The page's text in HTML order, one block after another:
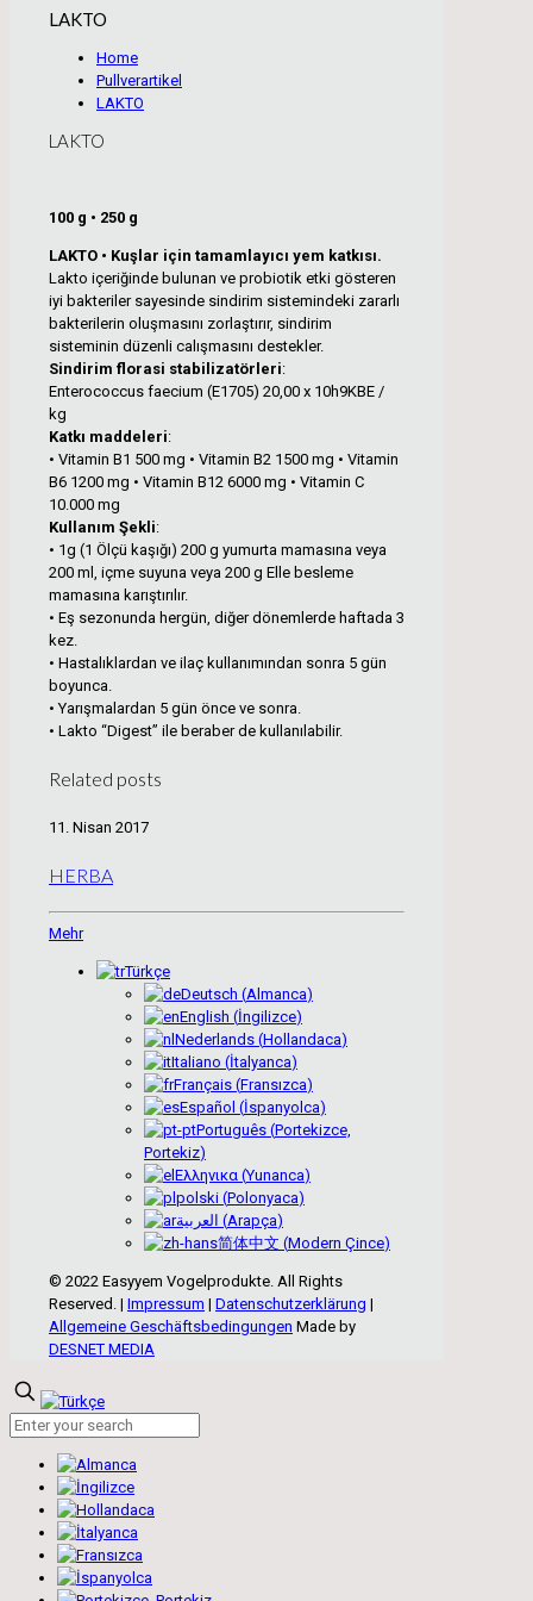
LAKTO
Home
Pullverartikel
LAKTO
LAKTO
100 g • 250 g
LAKTO • Kuşlar için tamamlayıcı yem katkısı.
Lakto içeriğinde bulunan ve probiotik etki gösteren
iyi bakteriler sayesinde sindirim sistemindeki zararlı
bakterilerin oluşmasını zorlaştırır, sindirim
sisteminin düzenli calışmasını destekler.
Sindirim florasi stabilizatörleri:
Enterococcus faecium (E1705) 20,00 x 10h9KBE /
kg
Katkı maddeleri:
• Vitamin B1 500 mg • Vitamin B2 1500 mg • Vitamin
B6 1200 mg • Vitamin B12 6000 mg • Vitamin C
10.000 mg
Kullanım Şekli:
• 1g (1 Ölçü kaşığı) 200 g yumurta mamasına veya
200 ml, içme suyuna veya 200 g Elle besleme
mamasına karıştırılır.
• Eş sezonunda hergün, diğer dönemlerde haftada 3
kez.
• Hastalıklardan ve ilaç kullanımından sonra 5 gün
boyunca.
• Yarışmalardan 5 gün önce ve sonra.
• Lakto “Digest” ile beraber de kullanılabilir.
Related posts
11. Nisan 2017
HERBA
Mehr
Türkçe
Deutsch (Almanca)
English (İngilizce)
Nederlands (Hollandaca)
Italiano (İtalyanca)
Français (Fransızca)
Español (İspanyolca)
Português (Portekizce,
Portekiz)
Ελληνικα (Yunanca)
polski (Polonyaca)
العربية (Arapça)
简体中文 (Modern Çince)
© 2022 Easyyem Vogelprodukte. All Rights
Reserved. | Impressum | Datenschutzerklärung |
Allgemeine Geschäftsbedingungen Made by
DESNET MEDIA